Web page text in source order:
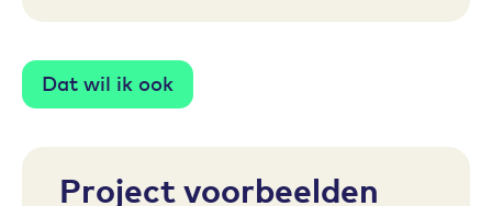
Dat wil ik ook
Project voorbeelden